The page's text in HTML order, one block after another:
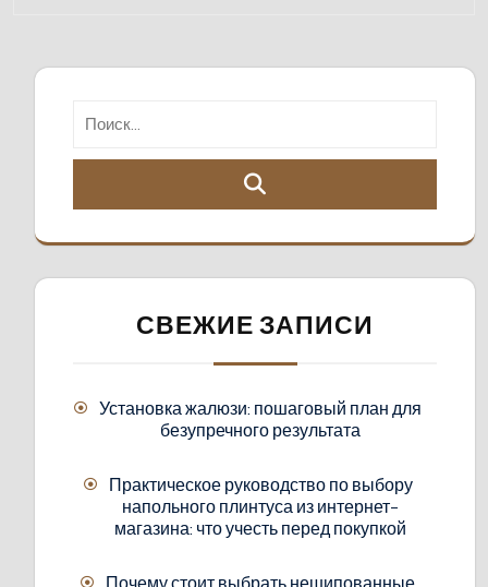
СВЕЖИЕ ЗАПИСИ
Установка жалюзи: пошаговый план для
безупречного результата
Практическое руководство по выбору
напольного плинтуса из интернет-
магазина: что учесть перед покупкой
Почему стоит выбрать нешипованные